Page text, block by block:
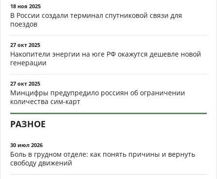
18 ноя 2025
В России создали терминал спутниковой связи для
поездов
27 окт 2025
Накопители энергии на юге РФ окажутся дешевле новой
генерации
27 окт 2025
Минцифры предупредило россиян об ограничении
количества сим-карт
РАЗНОЕ
30 июл 2026
Боль в грудном отделе: как понять причины и вернуть
свободу движений